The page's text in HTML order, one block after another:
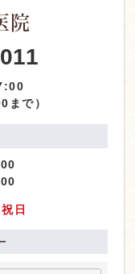
院
まで）
日